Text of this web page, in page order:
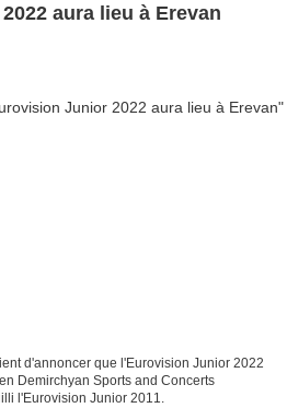
aura lieu à Erevan
d'annoncer que l'Eurovision Junior 2022
Demirchyan Sports and Concerts
l'Eurovision Junior 2011.